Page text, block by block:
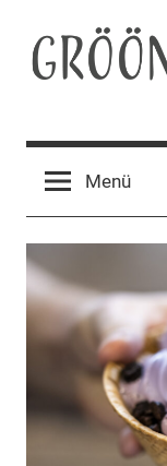
Inhalt
springen
Gröön
Schnack
Menü